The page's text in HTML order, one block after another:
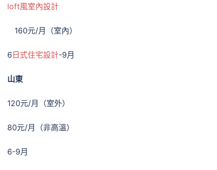
loft風室內設計
160元/月（室內）
6日式住宅設計-9月
山東
120元/月（室外）
80元/月（非高溫）
6-9月